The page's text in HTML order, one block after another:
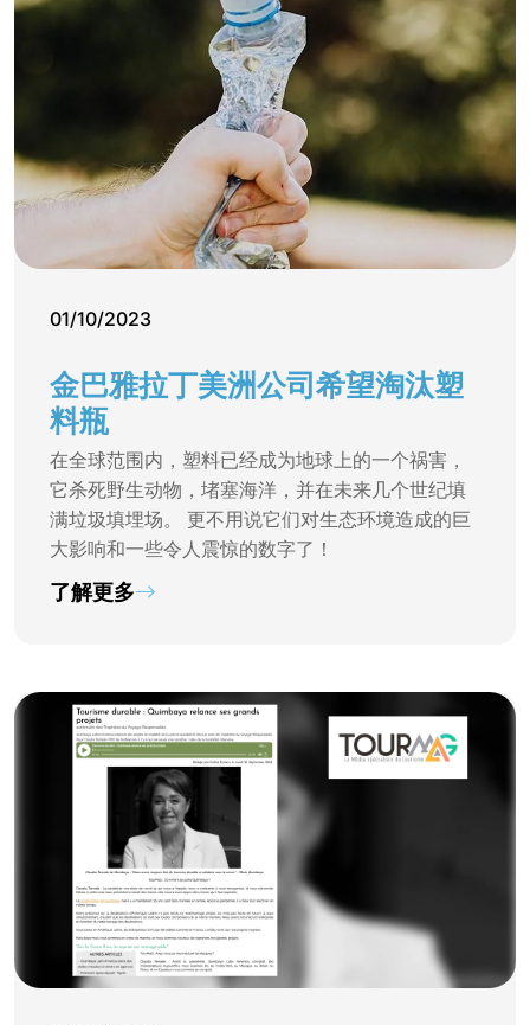
01/10/2023
金巴雅拉丁美洲公司希望淘汰塑
料瓶
在全球范围内，塑料已经成为地球上的一个祸害，
它杀死野生动物，堵塞海洋，并在未来几个世纪填
满垃圾填埋场。 更不用说它们对生态环境造成的巨
大影响和一些令人震惊的数字了！
了解更多